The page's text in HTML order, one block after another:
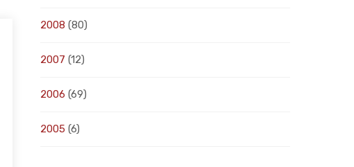
2008 (80)
2007 (12)
2006 (69)
2005 (6)